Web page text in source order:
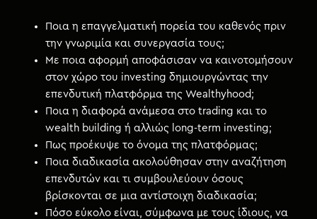
Ποια η επαγγελματική πορεία του καθενός πριν
την γνωριμία και συνεργασία τους;
Με ποια αφορμή αποφάσισαν να καινοτομήσουν
στον χώρο του investing δημιουργώντας την
επενδυτική πλατφόρμα της Wealthyhood;
Ποια η διαφορά ανάμεσα στο trading και το
wealth building ή αλλιώς long-term investing;
Πως προέκυψε το όνομα της πλατφόρμας;
Ποια διαδικασία ακολούθησαν στην αναζήτηση
επενδυτών και τι συμβουλεύουν όσους
βρίσκονται σε μια αντίστοιχη διαδικασία;
Πόσο εύκολο είναι, σύμφωνα με τους ίδιους, να